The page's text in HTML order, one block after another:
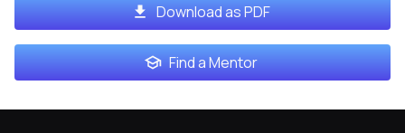
Download as PDF
Find a Mentor